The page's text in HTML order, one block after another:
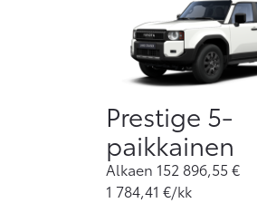
Prestige 5-
paikkainen
Alkaen 152 896,55 €
1 784,41 €/kk